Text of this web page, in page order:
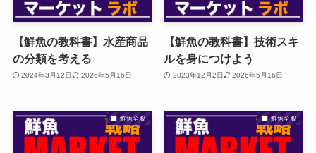
【鮮魚の教科書】水産商品
の分類を考える
2024年3月12日 2026年5月16日
【鮮魚の教科書】技術スキ
ルを身につけよう
2023年12月2日 2026年5月16日
鮮魚全般 鮮魚全般